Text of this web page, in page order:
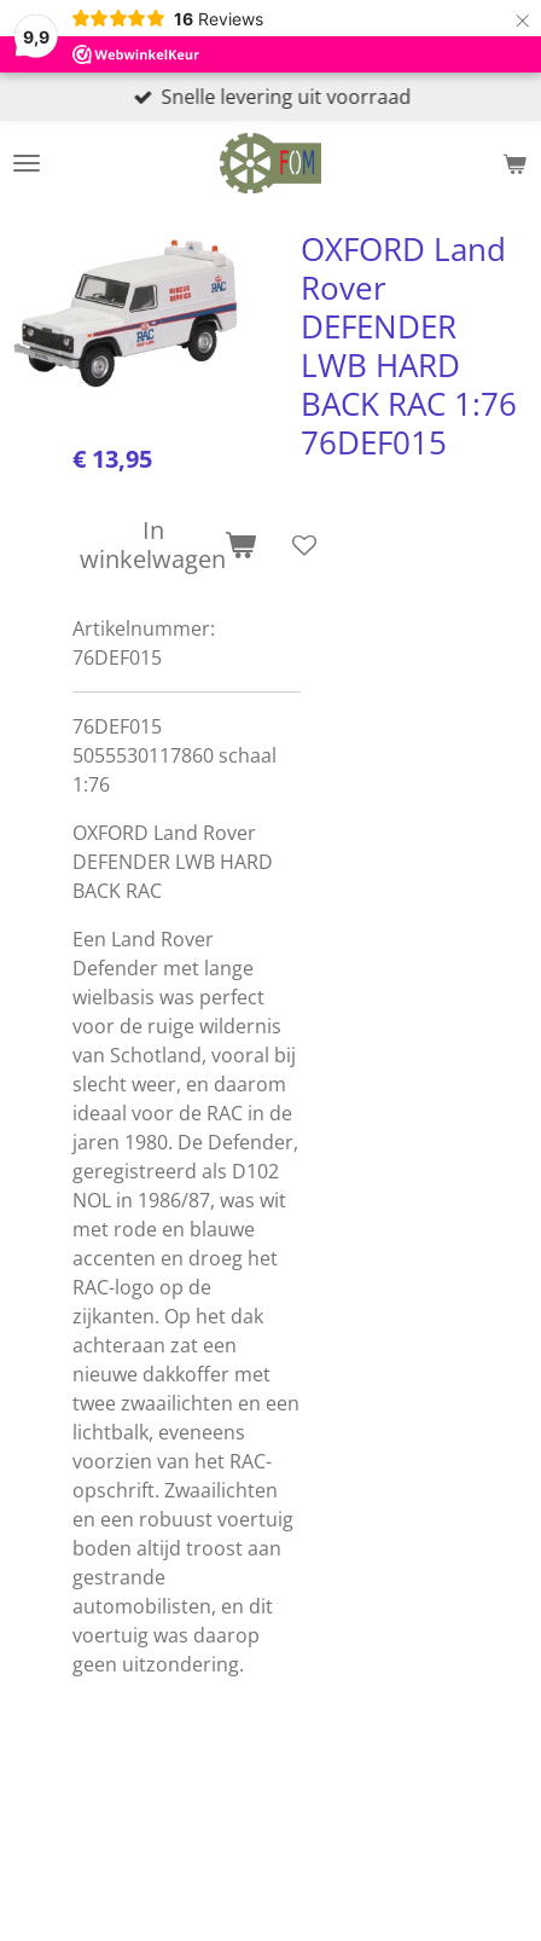
9,9
16 Reviews ×
Snelle levering uit voorraad
OXFORD Land
Rover
DEFENDER
LWB HARD
BACK RAC 1:76
76DEF015
€ 13,95
In
winkelwagen
Artikelnummer:
76DEF015
76DEF015
5055530117860 schaal
1:76
OXFORD Land Rover
DEFENDER LWB HARD
BACK RAC
Een Land Rover
Defender met lange
wielbasis was perfect
voor de ruige wildernis
van Schotland, vooral bij
slecht weer, en daarom
ideaal voor de RAC in de
jaren 1980. De Defender,
geregistreerd als D102
NOL in 1986/87, was wit
met rode en blauwe
accenten en droeg het
RAC-logo op de
zijkanten. Op het dak
achteraan zat een
nieuwe dakkoffer met
twee zwaailichten en een
lichtbalk, eveneens
voorzien van het RAC-
opschrift. Zwaailichten
en een robuust voertuig
boden altijd troost aan
gestrande
automobilisten, en dit
voertuig was daarop
geen uitzondering.